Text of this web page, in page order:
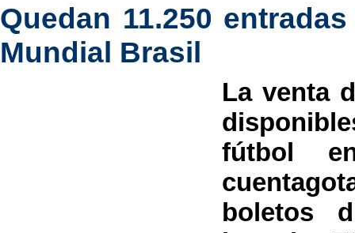
Quedan 11.250
Mundial Brasil
La venta
fútbol
boletos